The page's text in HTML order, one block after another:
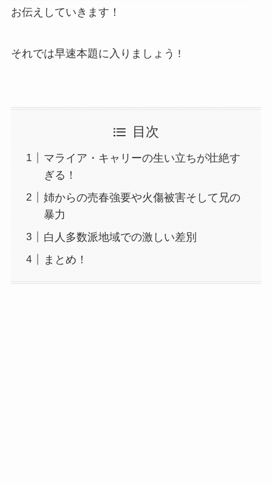
お伝えしていきます！
それでは早速本題に入りましょう !
目次
マライア・キャリーの生い立ちが壮絶す
ぎる！
姉からの売春強要や火傷被害そして兄の
暴力
白人多数派地域での激しい差別
まとめ！